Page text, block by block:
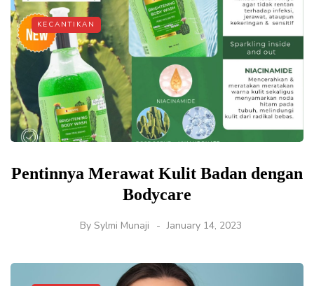
KECANTIKAN
Pentinnya Merawat Kulit Badan dengan
Bodycare
By Sylmi Munaji January 14, 2023